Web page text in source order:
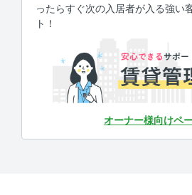
ったらすぐ次の入居者が入る強い
ト！
オーナー様向けペ